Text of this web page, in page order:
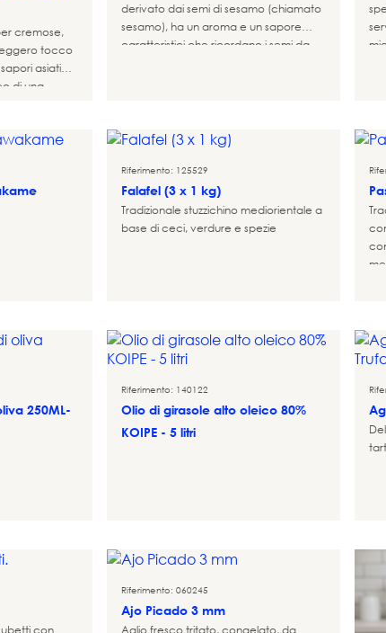
cremose,
tocco
asiatici,
di una
in un solo
derivato dai semi di sesamo (chiamato
sesamo), ha un aroma e un sapore
caratteristici che ricordano i semi da
Riferimento: 125529
Falafel (3 x 1 kg)
Tradizionale stuzzichino mediorientale a
base di ceci, verdure e spezie
250ML-
Riferimento: 140122
Olio di girasole alto oleico 80%
KOIPE - 5 litri
con
Riferimento: 060245
Ajo Picado 3 mm
Aglio fresco tritato, congelato, da